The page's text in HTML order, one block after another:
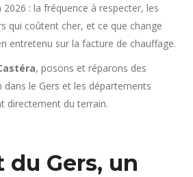
: la fréquence à respecter, les
qui coûtent cher, et ce que change
entretenu sur la facture de chauffage.
, posons et réparons des
le Gers et les départements
directement du terrain.
du Gers, un